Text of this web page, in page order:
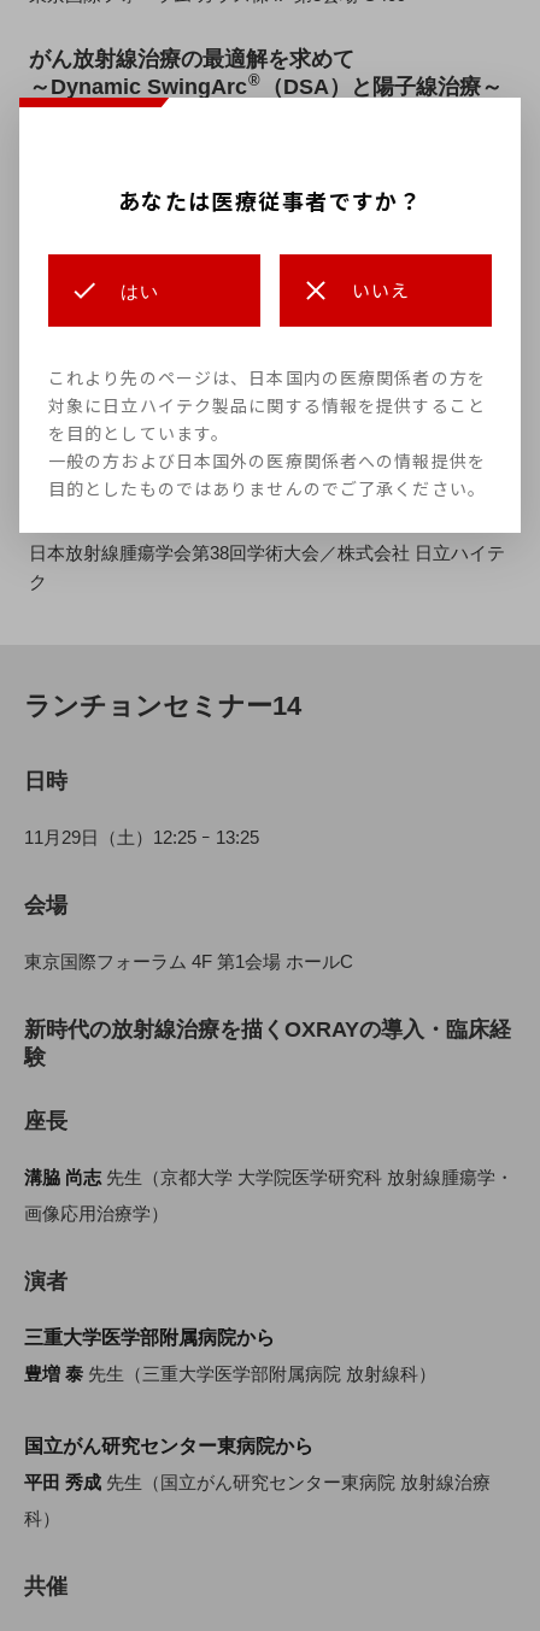
がん放射線治療の最適解を求めて
～Dynamic SwingArc® （DSA）と陽子線治療～
先生（国立がん研究センター東病院 放射線治療
理室）
守屋 駿佑先生（筑波大学附属病院 陽子線医学利用研究セ
ンター）
共催
日本放射線腫瘍学会第38回学術大会／株式会社 日立ハイテ
ク
ランチョンセミナー14
日時
11月29日（土）12:25 ｰ 13:25
会場
東京国際フォーラム 4F 第1会場 ホールC
新時代の放射線治療を描くOXRAYの導入・臨床経
験
座長
溝脇 尚志 先生（京都大学 大学院医学研究科 放射線腫瘍学・
画像応用治療学）
演者
三重大学医学部附属病院から
豊増 泰 先生（三重大学医学部附属病院 放射線科）
国立がん研究センター東病院から
平田 秀成 先生（国立がん研究センター東病院 放射線治療
科）
共催
あなたは医療従事者ですか？
はい いいえ
これより先のページは、日本国内の医療関係者の方を
対象に日立ハイテク製品に関する情報を提供すること
を目的としています。
一般の方および日本国外の医療関係者への情報提供を
目的としたものではありませんのでご了承ください。